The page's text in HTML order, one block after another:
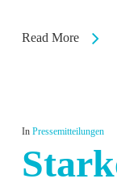
Read More
In Pressemitteilungen